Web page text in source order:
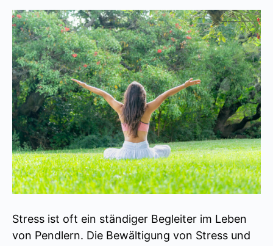
Stress ist oft ein ständiger Begleiter im Leben
von Pendlern. Die Bewältigung von Stress und